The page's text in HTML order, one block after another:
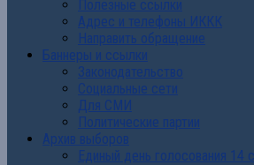
Полезные ссылки
Адрес и телефоны ИККК
Направить обращение
Баннеры и ссылки
Законодательство
Социальные сети
Для СМИ
Политические партии
Архив выборов
Единый день голосования 14